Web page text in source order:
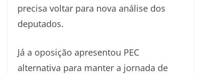
precisa voltar para nova análise dos
deputados.
Já a oposição apresentou PEC
alternativa para manter a jornada de